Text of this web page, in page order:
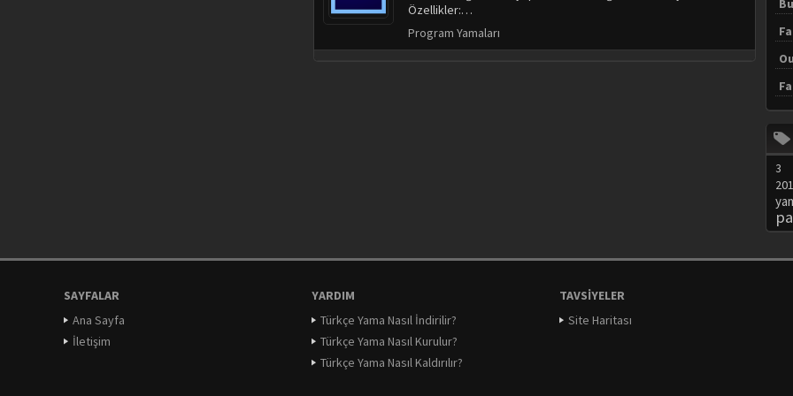
Özellikler:…
Program Yamaları
3
SAYFALAR
Ana Sayfa
İletişim
YARDIM
Türkçe Yama Nasıl İndirilir?
Türkçe Yama Nasıl Kurulur?
Türkçe Yama Nasıl Kaldırılır?
TAVSIYELER
Site Haritası